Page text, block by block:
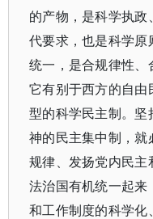
的产物，是科学执
代要求，也是科学
统一，是合规律性、
它有别于西方的自
型的科学民主制。
神的民主集中制，
规律、发扬党内民
法治国有机统一起
和工作制度的科学